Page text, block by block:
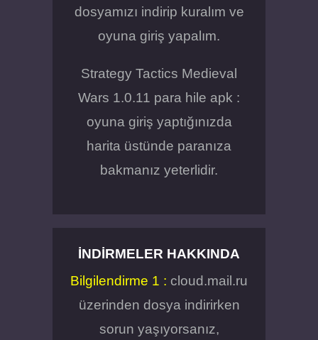
dosyamızı indirip kuralım ve
oyuna giriş yapalım.
Strategy Tactics Medieval
Wars 1.0.11 para hile apk :
oyuna giriş yaptığınızda
harita üstünde paranıza
bakmanız yeterlidir.
İNDIRMELER HAKKINDA
Bilgilendirme 1 : cloud.mail.ru
üzerinden dosya indirirken
sorun yaşıyorsanız,